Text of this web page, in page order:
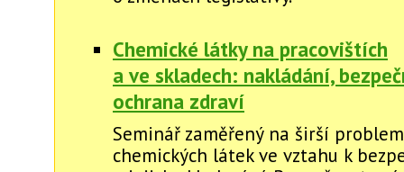
Chemické látky na pracovištích
a ve skladech: nakládání,
ochrana zdraví
Seminář zaměřený na širší
chemických látek ve vztahu k